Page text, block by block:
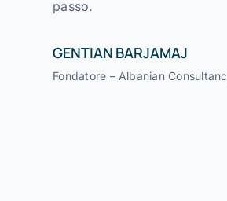
passo.
GENTIAN BARJAMAJ
Fondatore – Albanian